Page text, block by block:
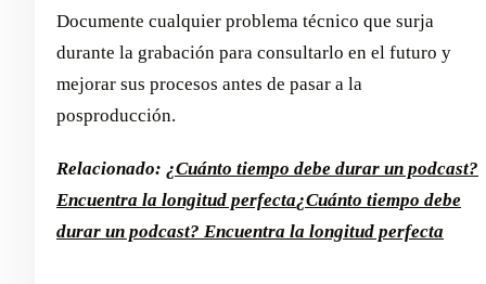
Documente cualquier problema técnico que surja
durante la grabación para consultarlo en el futuro y
mejorar sus procesos antes de pasar a la
posproducción.
Relacionado: ¿Cuánto tiempo debe durar un podcast?
Encuentra la longitud perfecta¿Cuánto tiempo debe
durar un podcast? Encuentra la longitud perfecta